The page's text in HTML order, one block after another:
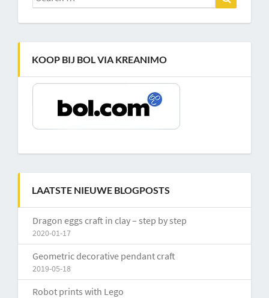
for:
KOOP BIJ BOL VIA KREANIMO
LAATSTE NIEUWE BLOGPOSTS
Dragon eggs craft in clay – step by step
2020-01-17
Geometric decorative pendant craft
2019-05-18
Robot prints with Lego